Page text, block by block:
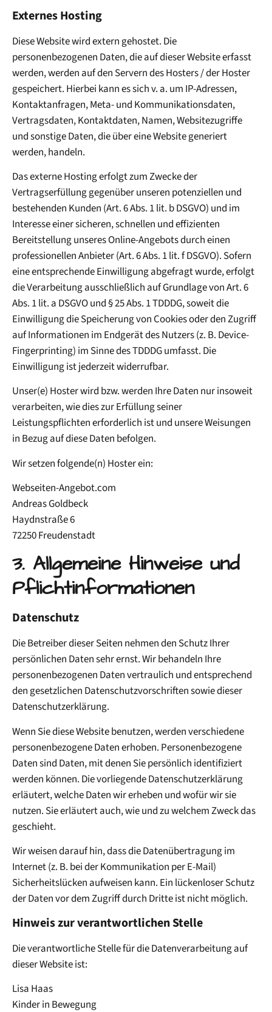
Externes Hosting
Diese Website wird extern gehostet. Die
personenbezogenen Daten, die auf dieser Website erfasst
werden, werden auf den Servern des Hosters / der Hoster
gespeichert. Hierbei kann es sich v. a. um IP-Adressen,
Kontaktanfragen, Meta- und Kommunikationsdaten,
Vertragsdaten, Kontaktdaten, Namen, Websitezugriffe
und sonstige Daten, die über eine Website generiert
werden, handeln.
Das externe Hosting erfolgt zum Zwecke der
Vertragserfüllung gegenüber unseren potenziellen und
bestehenden Kunden (Art. 6 Abs. 1 lit. b DSGVO) und im
Interesse einer sicheren, schnellen und effizienten
Bereitstellung unseres Online-Angebots durch einen
professionellen Anbieter (Art. 6 Abs. 1 lit. f DSGVO). Sofern
eine entsprechende Einwilligung abgefragt wurde, erfolgt
die Verarbeitung ausschließlich auf Grundlage von Art. 6
Abs. 1 lit. a DSGVO und § 25 Abs. 1 TDDDG, soweit die
Einwilligung die Speicherung von Cookies oder den Zugriff
auf Informationen im Endgerät des Nutzers (z. B. Device-
Fingerprinting) im Sinne des TDDDG umfasst. Die
Einwilligung ist jederzeit widerrufbar.
Unser(e) Hoster wird bzw. werden Ihre Daten nur insoweit
verarbeiten, wie dies zur Erfüllung seiner
Leistungspflichten erforderlich ist und unsere Weisungen
in Bezug auf diese Daten befolgen.
Wir setzen folgende(n) Hoster ein:
Webseiten-Angebot.com
Andreas Goldbeck
Haydnstraße 6
72250 Freudenstadt
3. Allgemeine Hinweise und
Pflicht­informationen
Datenschutz
Die Betreiber dieser Seiten nehmen den Schutz Ihrer
persönlichen Daten sehr ernst. Wir behandeln Ihre
personenbezogenen Daten vertraulich und entsprechend
den gesetzlichen Datenschutzvorschriften sowie dieser
Datenschutzerklärung.
Wenn Sie diese Website benutzen, werden verschiedene
personenbezogene Daten erhoben. Personenbezogene
Daten sind Daten, mit denen Sie persönlich identifiziert
werden können. Die vorliegende Datenschutzerklärung
erläutert, welche Daten wir erheben und wofür wir sie
nutzen. Sie erläutert auch, wie und zu welchem Zweck das
geschieht.
Wir weisen darauf hin, dass die Datenübertragung im
Internet (z. B. bei der Kommunikation per E-Mail)
Sicherheitslücken aufweisen kann. Ein lückenloser Schutz
der Daten vor dem Zugriff durch Dritte ist nicht möglich.
Hinweis zur verantwortlichen Stelle
Die verantwortliche Stelle für die Datenverarbeitung auf
dieser Website ist:
Lisa Haas
Kinder in Bewegung